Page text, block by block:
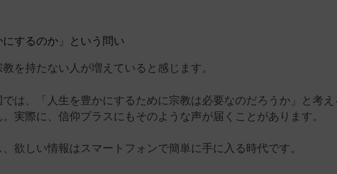
にするのか」という問い
を持たない人が増えていると感じます。
では、「人生を豊かにするために宗教は必要なのだろうか」と考え
実際に、信仰プラスにもそのような声が届くことがあります。
欲しい情報はスマートフォンで簡単に手に入る時代です。